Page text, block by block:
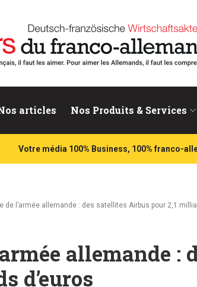
articles Nos Produits & Services
Votre média 100% Business, 100% franco-
de l’armée allemande : des satellites Airbus pour 2,1
allemande :
d’euros